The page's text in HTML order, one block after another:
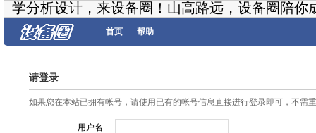
学分析设计，来设备圈！山高路远，设备圈陪你
首页 帮助
请登录
如果您在本站已拥有帐号，请使用已有的帐号信息直接进行登录即可，不需
用户名